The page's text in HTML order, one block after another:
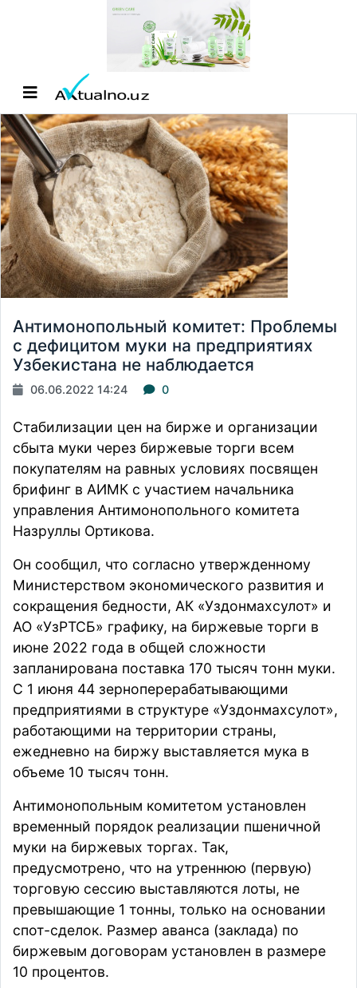
Антимонопольный комитет: Проблемы
с дефицитом муки на предприятиях
Узбекистана не наблюдается
06.06.2022 14:24 0
Стабилизации цен на бирже и организации
сбыта муки через биржевые торги всем
покупателям на равных условиях посвящен
брифинг в АИМК с участием начальника
управления Антимонопольного комитета
Назруллы Ортикова.
Он сообщил, что согласно утвержденному
Министерством экономического развития и
сокращения бедности, АК «Уздонмахсулот» и
АО «УзРТСБ» графику, на биржевые торги в
июне 2022 года в общей сложности
запланирована поставка 170 тысяч тонн муки.
С 1 июня 44 зерноперерабатывающими
предприятиями в структуре «Уздонмахсулот»,
работающими на территории страны,
ежедневно на биржу выставляется мука в
объеме 10 тысяч тонн.
Антимонопольным комитетом установлен
временный порядок реализации пшеничной
муки на биржевых торгах. Так,
предусмотрено, что на утреннюю (первую)
торговую сессию выставляются лоты, не
превышающие 1 тонны, только на основании
спот-сделок. Размер аванса (заклада) по
биржевым договорам установлен в размере
10 процентов.